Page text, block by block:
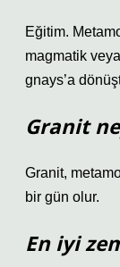
Eğitim.
magmatik
gnays’a
Granit
Granit,
bir gün olur.
En iyi